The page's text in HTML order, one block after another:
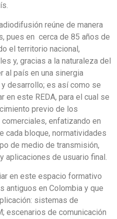
reúne de manera
pues en cerca de 85 años de
el territorio nacional,
y, gracias a la naturaleza del
al país en una sinergia
desarrollo; es así como se
en este REDA, para el cual se
previo de los
enfatizando en
cada bloque, normatividades
de medio de transmisión,
aplicaciones de usuario final.
en este espacio formativo
antiguos en Colombia y que
sistemas de
escenarios de comunicación